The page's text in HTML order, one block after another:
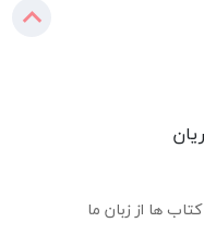
ها از زبان ما